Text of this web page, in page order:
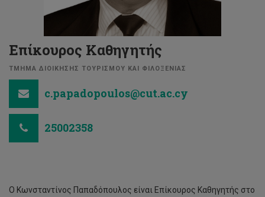
Επίκουρος Καθηγητής
ΤΜΗΜΑ ΔΙΟΙΚΗΣΗΣ ΤΟΥΡΙΣΜΟΥ ΚΑΙ ΦΙΛΟΞΕΝΙΑΣ
c.papadopoulos@cut.ac.cy
25002358
Ο Κωνσταντίνος Παπαδόπουλος είναι Επίκουρος Καθηγητής στο